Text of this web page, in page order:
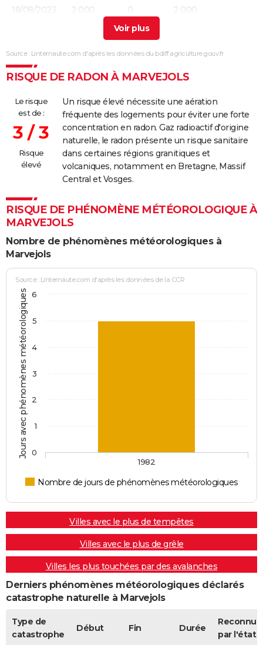
18/08/2023 2 000 0 2 000
0
10 000 10 000
25/03/2018 900 0 900
(travaux)
21/04/2017 150 0 0
11/03/2017 12 300 800 11 500
21/02/2009 3 000 0 3 000
27/01/2008
13/03/2005 5 000 0 0
17/07/2003
25/06/2003
11/06/2003
27/03/2003
04/08/2002
07/08/2000
400 0 0
600 000 0 0
06/07/1979 10 000 0 0
Source : Linternaute.com d'après les données du bdiff.agriculture.gouv.fr
RISQUE DE RADON À MARVEJOLS
Le risque
est de :
3 / 3
Risque
élevé
Un risque élevé nécessite une aération
fréquente des logements pour éviter une forte
concentration en radon. Gaz radioactif d'origine
naturelle, le radon présente un risque sanitaire
dans certaines régions granitiques et
volcaniques, notamment en Bretagne, Massif
Central et Vosges.
RISQUE DE PHÉNOMÈNE MÉTÉOROLOGIQUE À
MARVEJOLS
Nombre de phénomènes météorologiques à
Marvejols
Jours avec phénomènes météorologiques
Source : Linternaute.com d'après les données de la CCR
Nombre de jours de phénomènes météorologiques
1982
0
1
2
3
4
5
6
Villes avec le plus de tempêtes
Villes avec le plus de grêle
Villes les plus touchées par des avalanches
Derniers phénomènes météorologiques déclarés
catastrophe naturelle à Marvejols
Type de
catastrophe
Début Fin Durée
Reconnue
par l'état